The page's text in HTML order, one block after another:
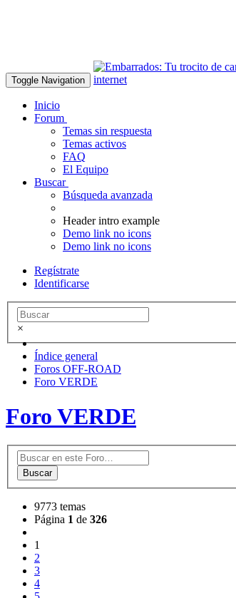
Toggle Navigation
Inicio
Forum
Temas sin respuesta
Temas activos
FAQ
El Equipo
Buscar
Búsqueda avanzada
Header intro example
Demo link no icons
Demo link no icons
Regístrate
Identificarse
×
Índice general
Foros OFF-ROAD
Foro VERDE
Foro VERDE
Buscar
9773 temas
Página 1 de 326
1
2
3
4